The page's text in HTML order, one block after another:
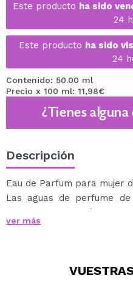
Este producto ha sido
24
Este producto ha sido
24
Contenido: 50.00 ml
Precio x 100 ml: 11,98€
¿Tienes alguna
Descripción
Eau de Parfum para mujer
Las aguas de perfume
agradable y además son
Su envase viene con
combinación con otros
ver más